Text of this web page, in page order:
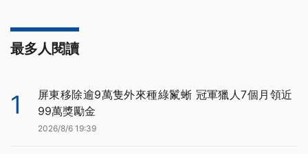
最多人閱讀
1
屏東移除逾9萬隻外來種綠鬣蜥 冠軍獵人7個月領近
99萬獎勵金
2026/8/6 19:39